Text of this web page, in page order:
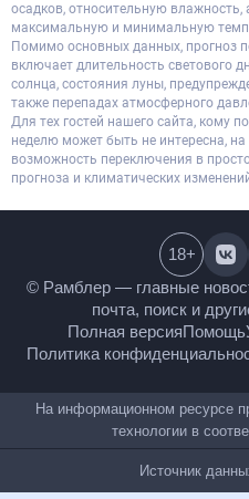
осадков, относительную влажность,
максимальную и минимальную
Помимо основных данных, прогноз
включает длительность светового
солнца, состояния луны,
также перепадах атмосферного
Для тех гостей нашего сайта, кому
неделю может быть не интересна, на
возможность переключения в
прогноза и климатических
© Рамблер — главные
гороскопы, почта, поиск
Полная версияПомощь
Политика
18+
На информационном
рекомендательные
Источник